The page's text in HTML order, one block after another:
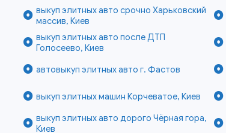
выкуп элитных авто срочно Харьковский
массив, Киев
выкуп элитных авто после ДТП
Голосеево, Киев
автовыкуп элитных авто г. Фастов
выкуп элитных машин Корчеватое, Киев
выкуп элитных авто дорого Чёрная гора,
Киев